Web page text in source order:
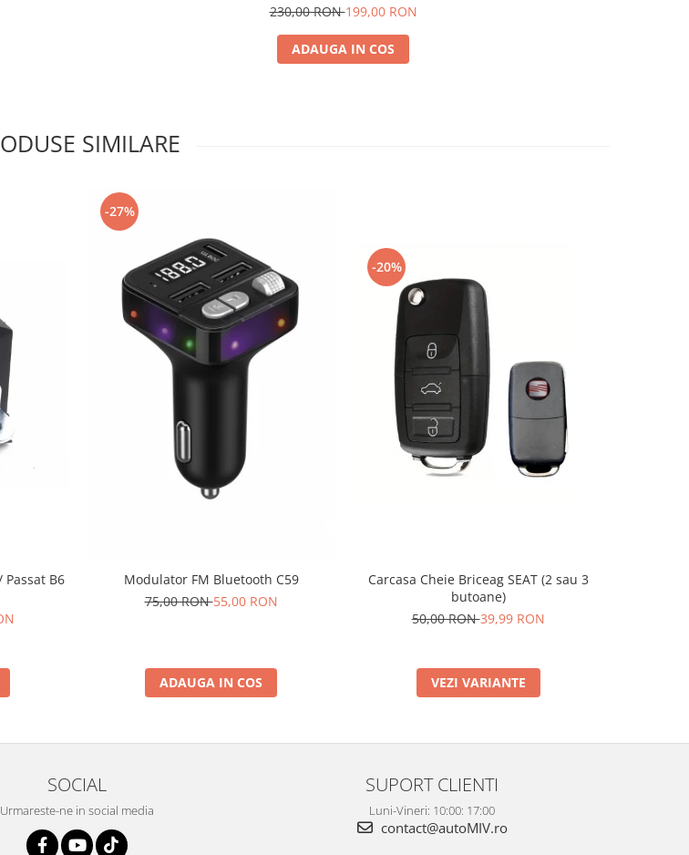
230,00 RON199,00 RON
ADAUGA IN COS
SIMILARE
B6
-27%
Modulator FM Bluetooth C59
75,00 RON55,00 RON
ADAUGA IN COS
-20%
Carcasa Cheie Briceag SEAT (2 sau 3
butoane)
50,00 RON39,99 RON
VEZI VARIANTE
SOCIAL
Urmareste-ne in social media
SUPORT CLIENTI
Luni-Vineri: 10:00: 17:00
contact@autoMIV.ro